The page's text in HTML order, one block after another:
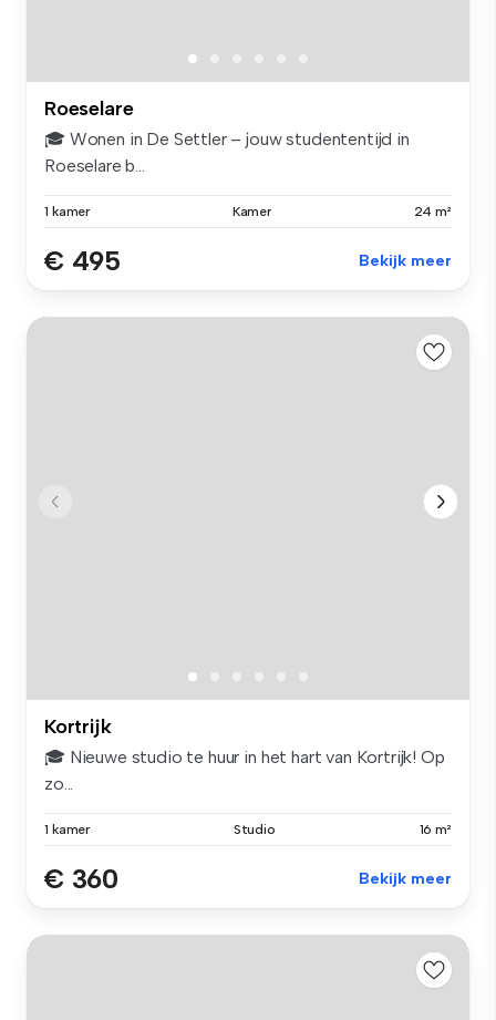
Roeselare
🎓 Wonen in De Settler – jouw studententijd in
Roeselare b...
1 kamer Kamer 24 m²
€ 495 Bekijk meer
Kortrijk
🎓 Nieuwe studio te huur in het hart van Kortrijk! Op
zo...
1 kamer Studio 16 m²
€ 360 Bekijk meer